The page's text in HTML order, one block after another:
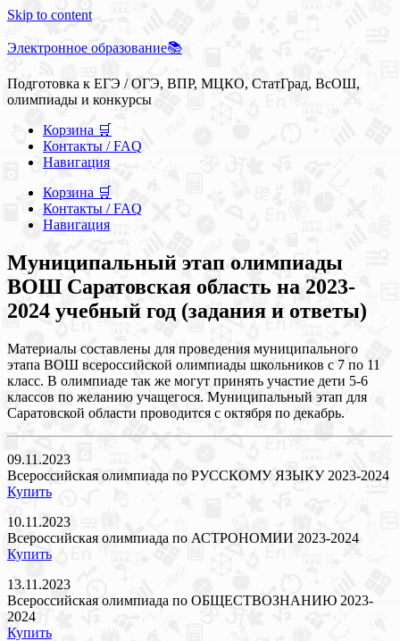
Skip to content
Электронное образование📚
Подготовка к ЕГЭ / ОГЭ, ВПР, МЦКО, СтатГрад, ВсОШ,
олимпиады и конкурсы
Корзина 🛒
Контакты / FAQ
Навигация
Корзина 🛒
Контакты / FAQ
Навигация
Муниципальный этап олимпиады
ВОШ Саратовская область на 2023-
2024 учебный год (задания и ответы)
Материалы составлены для проведения муниципального
этапа ВОШ всероссийской олимпиады школьников с 7 по 11
класс. В олимпиаде так же могут принять участие дети 5-6
классов по желанию учащегося. Муниципальный этап для
Саратовской области проводится с октября по декабрь.
09.11.2023
Всероссийская олимпиада по РУССКОМУ ЯЗЫКУ 2023-2024
Купить
10.11.2023
Всероссийская олимпиада по АСТРОНОМИИ 2023-2024
Купить
13.11.2023
Всероссийская олимпиада по ОБЩЕСТВОЗНАНИЮ 2023-
2024
Купить